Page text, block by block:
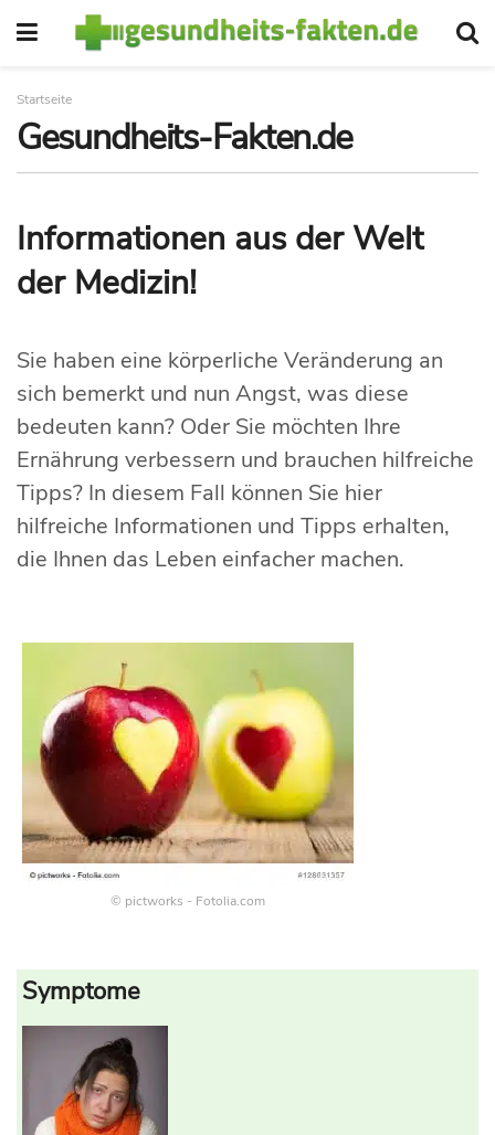
Startseite
Gesundheits-Fakten.de
Informationen aus der Welt
der Medizin!
Sie haben eine körperliche Veränderung an
sich bemerkt und nun Angst, was diese
bedeuten kann? Oder Sie möchten Ihre
Ernährung verbessern und brauchen hilfreiche
Tipps? In diesem Fall können Sie hier
hilfreiche Informationen und Tipps erhalten,
die Ihnen das Leben einfacher machen.
© pictworks - Fotolia.com
Symptome